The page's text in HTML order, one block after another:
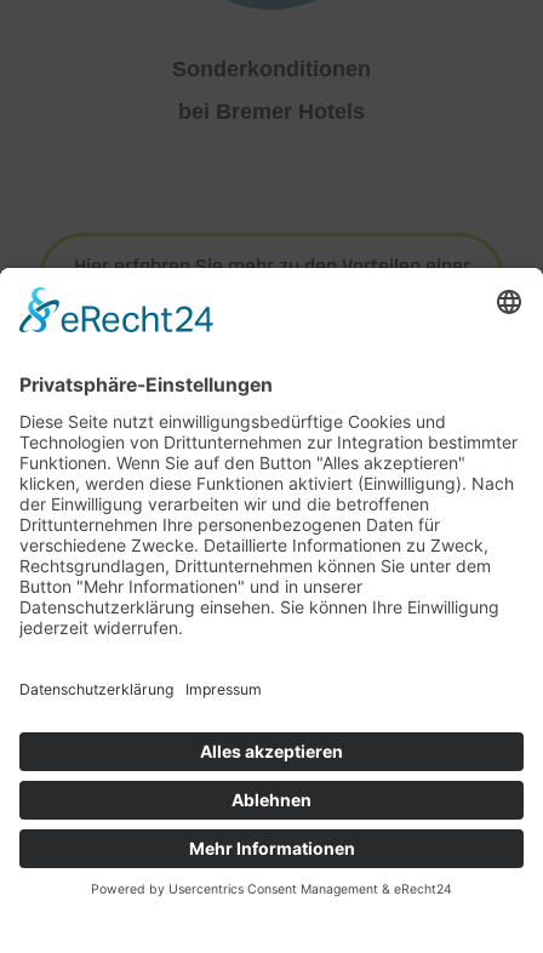
Sonderkonditionen
bei Bremer Hotels
Hier erfahren Sie mehr zu den Vorteilen einer